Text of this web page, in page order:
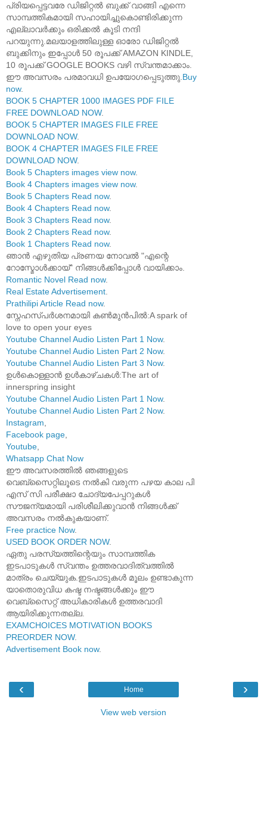
പ്രിയപ്പെട്ടവരേ ഡിജിറ്റൽ ബുക്ക് വാങ്ങി എന്നെ
സാമ്പത്തികമായി സഹായിച്ചുകൊണ്ടിരിക്കുന്ന
എല്ലാവർക്കും ഒരിക്കൽ കൂടി നന്ദി
പറയുന്നു.മലയാളത്തിലുള്ള ഓരോ ഡിജിറ്റൽ
ബുക്കിനും ഇപ്പോൾ 50 രൂപക്ക് AMAZON KINDLE,
10 രൂപക്ക് GOOGLE BOOKS വഴി സ്വന്തമാക്കാം.
ഈ അവസരം പരമാവധി ഉപയോഗപ്പെടുത്തു.Buy
now.
BOOK 5 CHAPTER 1000 IMAGES PDF FILE
FREE DOWNLOAD NOW.
BOOK 5 CHAPTER IMAGES FILE FREE
DOWNLOAD NOW.
BOOK 4 CHAPTER IMAGES FILE FREE
DOWNLOAD NOW.
Book 5 Chapters images view now.
Book 4 Chapters images view now.
Book 5 Chapters Read now.
Book 4 Chapters Read now.
Book 3 Chapters Read now.
Book 2 Chapters Read now.
Book 1 Chapters Read now.
ഞാൻ എഴുതിയ പ്രണയ നോവൽ "എന്റെ
റോസ്മോൾക്കായ്" നിങ്ങൾക്കിപ്പോൾ വായിക്കാം.
Romantic Novel Read now.
Real Estate Advertisement.
Prathilipi Article Read now.
സ്നേഹസ്പർശനമായി കൺമുൻപിൽ:A spark of
love to open your eyes
Youtube Channel Audio Listen Part 1 Now.
Youtube Channel Audio Listen Part 2 Now.
Youtube Channel Audio Listen Part 3 Now.
ഉൾകൊള്ളാൻ ഉൾകാഴ്ചകൾ:The art of
innerspring insight
Youtube Channel Audio Listen Part 1 Now.
Youtube Channel Audio Listen Part 2 Now.
Instagram,
Facebook page,
Youtube,
Whatsapp Chat Now
ഈ അവസരത്തിൽ ഞങ്ങളുടെ
വെബ്സൈറ്റിലൂടെ നൽകി വരുന്ന പഴയ കാല പി
എസ് സി പരീക്ഷാ ചോദ്യപേപ്പറുകൾ
സൗജന്യമായി പരിശീലിക്കുവാൻ നിങ്ങൾക്ക്
അവസരം നൽകുകയാണ്.
Free practice Now.
USED BOOK ORDER NOW.
ഏതു പരസ്യത്തിന്റെയും സാമ്പത്തിക
ഇടപാടുകൾ സ്വന്തം ഉത്തരവാദിത്വത്തിൽ
മാത്രം ചെയ്യുക.ഇടപാടുകൾ മൂലം ഉണ്ടാകുന്ന
യാതൊരുവിധ കഷ്ട നഷ്ടങ്ങൾക്കും ഈ
വെബ്സൈറ്റ് അധികാരികൾ ഉത്തരവാദി
ആയിരിക്കുന്നതല്ല.
EXAMCHOICES MOTIVATION BOOKS
PREORDER NOW.
Advertisement Book now.
‹ ›
Home
View web version